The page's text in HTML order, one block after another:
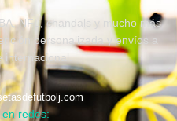
NFL, chandals y mucho más
personalizada y envíos a
internacional.
redes: